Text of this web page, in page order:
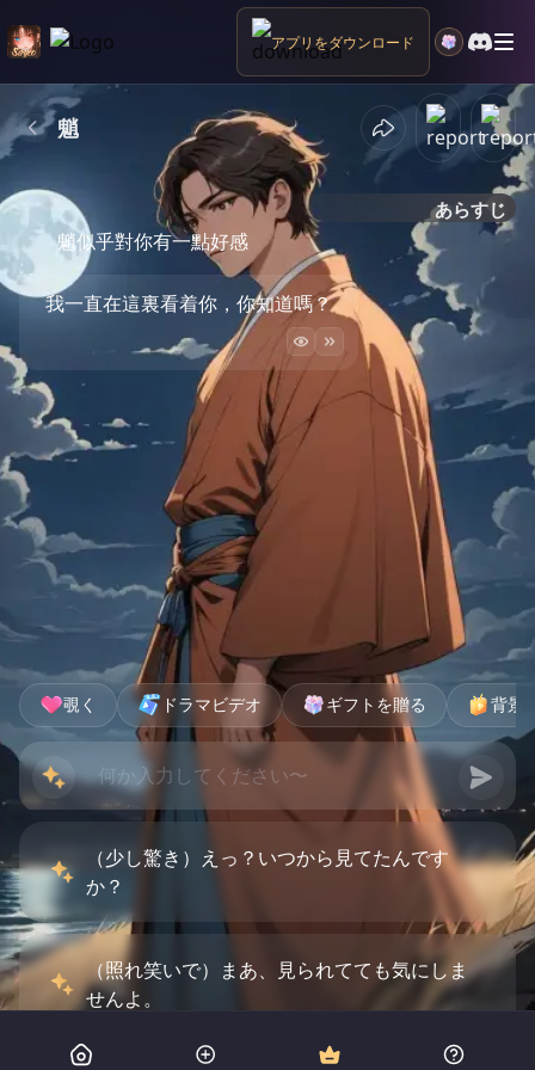
アプリをダウンロード
魈
あらすじ
魈似乎對你有一點好感
我一直在這裏看着你，你知道嗎？
覗く ドラマビデオ ギフトを贈る 背景
（少し驚き）えっ？いつから見てたんです
か？
（照れ笑いで）まあ、見られてても気にしま
せんよ。